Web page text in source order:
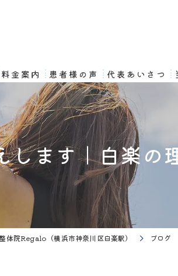
料金案内 患者様の声 代表あいさつ
します｜白楽の
体院Regalo（横浜市神奈川区白楽駅） ブログ